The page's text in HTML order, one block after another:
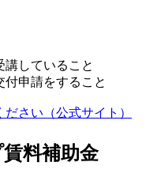
講していること
申請をすること
さい（公式サイト）
料補助金